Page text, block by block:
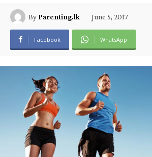
By Parenting.lk June 5, 2017
Facebook WhatsApp